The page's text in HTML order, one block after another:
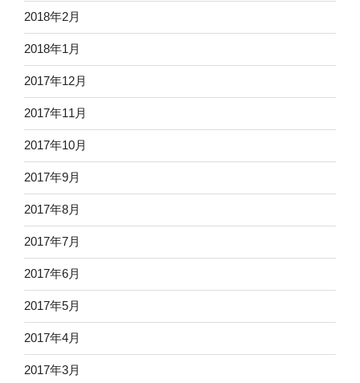
2018年2月
2018年1月
2017年12月
2017年11月
2017年10月
2017年9月
2017年8月
2017年7月
2017年6月
2017年5月
2017年4月
2017年3月